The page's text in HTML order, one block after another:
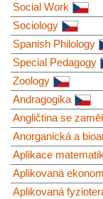
Social Work
Sociology
Spanish Philology
Special Pedagogy
Zoology
Andragogika
Angličtina se
Anorganická a
Aplikace
Aplikovaná
Aplikovaná